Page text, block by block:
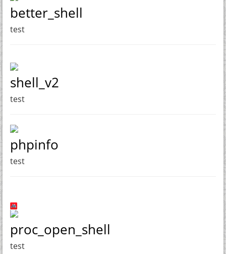
better_shell
test
shell_v2
test
phpinfo
test
proc_open_shell
test